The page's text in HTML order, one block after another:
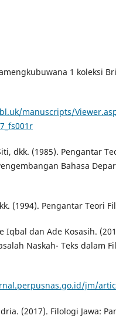
1 koleksi
manuscripts/
dkk. (1985). Pengantar
Bahasa
(1994). Pengantar Teori
Iqbal dan Ade Kosasih.
Naskah- Teks dalam
jm/
(2017). Filologi Jawa: